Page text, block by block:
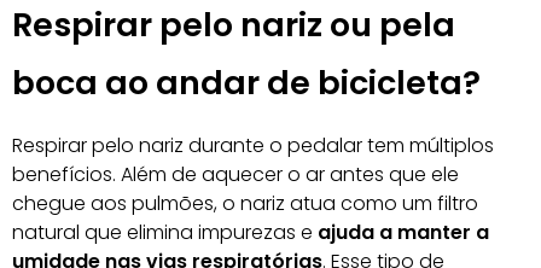
Respirar pelo nariz ou pela
boca ao andar de bicicleta?
Respirar pelo nariz durante o pedalar tem múltiplos
benefícios. Além de aquecer o ar antes que ele
chegue aos pulmões, o nariz atua como um filtro
natural que elimina impurezas e ajuda a manter a
umidade nas vias respiratórias. Esse tipo de